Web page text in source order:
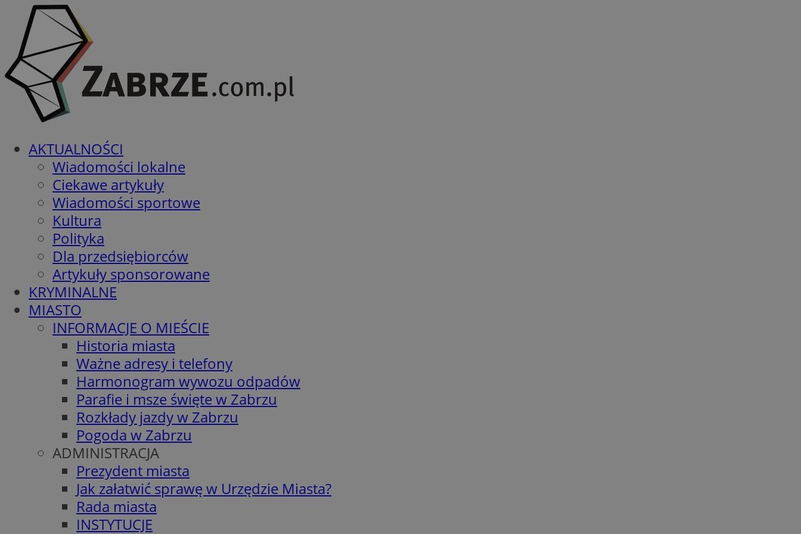
AKTUALNOŚCI
Wiadomości lokalne
Ciekawe artykuły
Wiadomości sportowe
Kultura
Polityka
Dla przedsiębiorców
Artykuły sponsorowane
KRYMINALNE
MIASTO
INFORMACJE O MIEŚCIE
Historia miasta
Ważne adresy i telefony
Harmonogram wywozu odpadów
Parafie i msze święte w Zabrzu
Rozkłady jazdy w Zabrzu
Pogoda w Zabrzu
ADMINISTRACJA
Prezydent miasta
Jak załatwić sprawę w Urzędzie Miasta?
Rada miasta
INSTYTUCJE